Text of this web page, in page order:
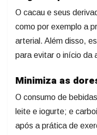
O cacau e seus
como por exemplo a
arterial. Além disso,
para evitar o início da
Minimiza as
O consumo de
leite e iogurte; e
após a prática de